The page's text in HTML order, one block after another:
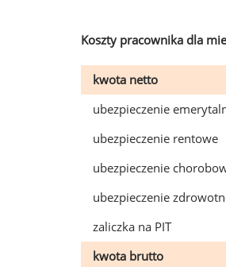
Koszty pracownika dla
kwota netto
ubezpieczenie
ubezpieczenie rentowe
ubezpieczenie
ubezpieczenie
zaliczka na PIT
kwota brutto